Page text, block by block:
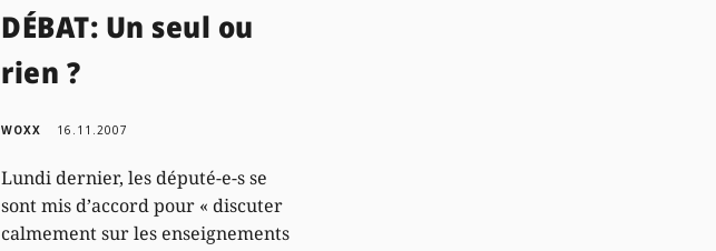
DÉBAT: Un seul ou
rien ?
WOXX 16.11.2007
Lundi dernier, les député-e-s se
sont mis d’accord pour « discuter
calmement sur les enseignements